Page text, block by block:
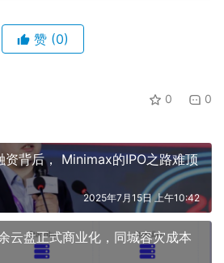
赞 (0)
0 0
资背后， Minimax的IPO之路难顶
2025年7月15日 上午10:42
云盘正式商业化，同城容灾成本